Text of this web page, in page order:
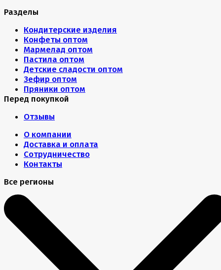
Разделы
Кондитерские изделия
Конфеты оптом
Мармелад оптом
Пастила оптом
Детские сладости оптом
Зефир оптом
Пряники оптом
Перед покупкой
Отзывы
О компании
Доставка и оплата
Сотрудничество
Контакты
Все регионы